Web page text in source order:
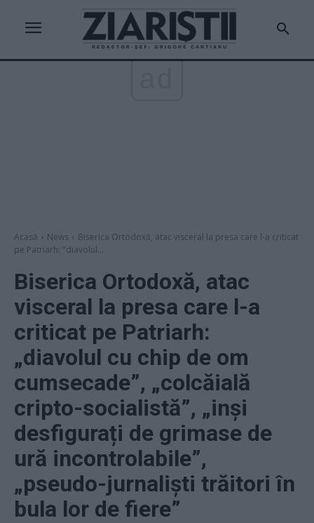
Acasă News
Biserica Ortodoxă, atac visceral la presa care l-a criticat
pe Patriarh: "diavolul...
Biserica Ortodoxă, atac
visceral la presa care l-a
criticat pe Patriarh:
„diavolul cu chip de om
cumsecade”, „colcăială
cripto-socialistă”, „inși
desfigurați de grimase de
ură incontrolabile”,
„pseudo-jurnaliști trăitori în
bula lor de fiere”